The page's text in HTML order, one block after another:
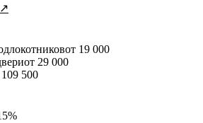
↗
от 19 000
от 29 000
500